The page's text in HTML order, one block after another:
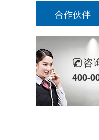
合作伙伴
咨
400-